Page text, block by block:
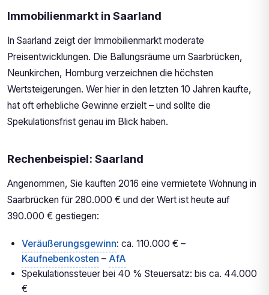
Immobilienmarkt in Saarland
In Saarland zeigt der Immobilienmarkt moderate
Preisentwicklungen. Die Ballungsräume um Saarbrücken,
Neunkirchen, Homburg verzeichnen die höchsten
Wertsteigerungen. Wer hier in den letzten 10 Jahren kaufte,
hat oft erhebliche Gewinne erzielt – und sollte die
Spekulationsfrist genau im Blick haben.
Rechenbeispiel: Saarland
Angenommen, Sie kauften 2016 eine vermietete Wohnung in
Saarbrücken für 280.000 € und der Wert ist heute auf
390.000 € gestiegen:
Veräußerungsgewinn: ca. 110.000 € –
Kaufnebenkosten – AfA
Spekulationssteuer bei 40 % Steuersatz: bis ca. 44.000
€